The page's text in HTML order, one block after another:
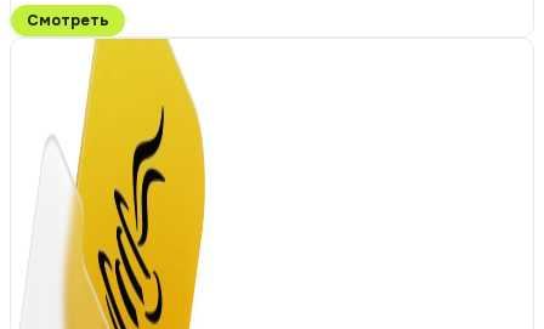
Смотреть